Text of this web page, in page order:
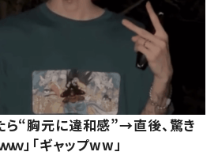
ら“胸元に違和感”→直後、驚き
」「ギャップww」